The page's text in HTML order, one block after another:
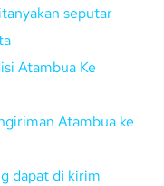
seputar
Atambua Ke
Atambua ke
dapat di kirim